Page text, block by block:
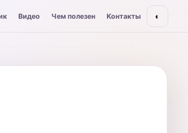
Видео Чем полезен Контакты ◐